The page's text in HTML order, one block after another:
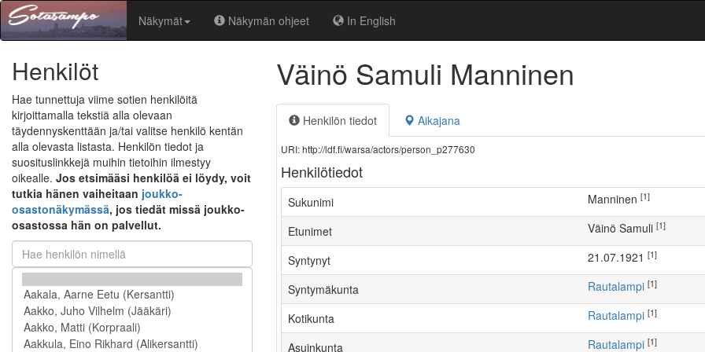
Näkymät Näkymän ohjeet In English
Henkilöt
Hae tunnettuja viime sotien henkilöitä
kirjoittamalla tekstiä alla olevaan
täydennyskenttään ja/tai valitse henkilö kentän
alla olevasta listasta. Henkilön tiedot ja
suosituslinkkejä muihin tietoihin ilmestyy
oikealle. Jos etsimääsi henkilöä ei löydy, voit
tutkia hänen vaiheitaan joukko-
osastonäkymässä, jos tiedät missä joukko-
osastossa hän on palvellut.
Väinö Samuli Manninen
Henkilön tiedot Aikajana
URI: http://ldf.fi/warsa/actors/person_p277630
Henkilötiedot
Sukunimi Manninen [1]
Etunimet Väinö Samuli [1]
Syntynyt 21.07.1921 [1]
Syntymäkunta Rautalampi [1]
Kotikunta Rautalampi [1]
Asuinkunta Rautalampi [1]